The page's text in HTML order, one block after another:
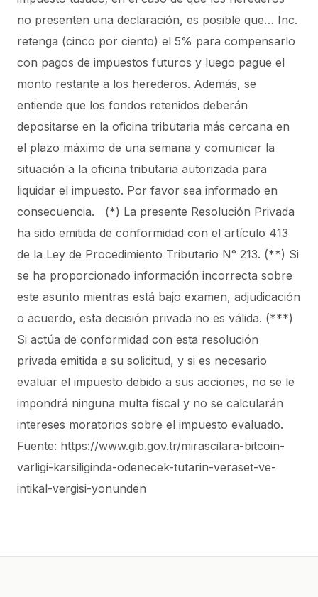
no presenten una declaración, es posible que… Inc.
retenga (cinco por ciento) el 5% para compensarlo
con pagos de impuestos futuros y luego pague el
monto restante a los herederos. Además, se
entiende que los fondos retenidos deberán
depositarse en la oficina tributaria más cercana en
el plazo máximo de una semana y comunicar la
situación a la oficina tributaria autorizada para
liquidar el impuesto. Por favor sea informado en
consecuencia. (*) La presente Resolución Privada
ha sido emitida de conformidad con el artículo 413
de la Ley de Procedimiento Tributario N° 213. (**) Si
se ha proporcionado información incorrecta sobre
este asunto mientras está bajo examen, adjudicación
o acuerdo, esta decisión privada no es válida. (***)
Si actúa de conformidad con esta resolución
privada emitida a su solicitud, y si es necesario
evaluar el impuesto debido a sus acciones, no se le
impondrá ninguna multa fiscal y no se calcularán
intereses moratorios sobre el impuesto evaluado.
Fuente: https://www.gib.gov.tr/mirascilara-bitcoin-
varligi-karsiliginda-odenecek-tutarin-veraset-ve-
intikal-vergisi-yonunden